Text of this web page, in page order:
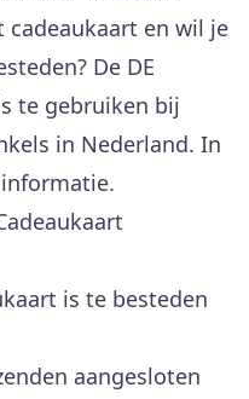
cadeaukaart en wil je
De DE
te gebruiken bij
in Nederland. In
is te besteden
aangesloten